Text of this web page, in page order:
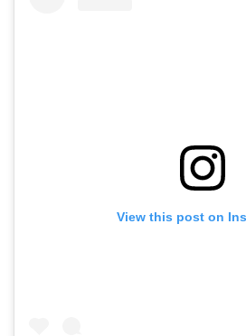
View this post on